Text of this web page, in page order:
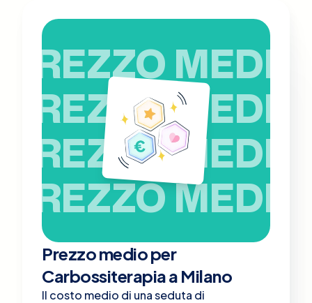
PREZZO MEDIO
PREZZO MEDIO
PREZZO MEDIO
PREZZO MEDIO
Prezzo medio per
Carbossiterapia a Milano
Il costo medio di una seduta di